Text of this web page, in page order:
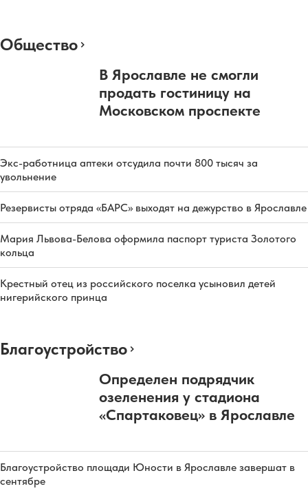
Общество
В Ярославле не смогли
продать гостиницу на
Московском проспекте
Экс-работница аптеки отсудила почти 800 тысяч за
увольнение
Резервисты отряда «БАРС» выходят на дежурство в Ярославле
Мария Львова-Белова оформила паспорт туриста Золотого
кольца
Крестный отец из российского поселка усыновил детей
нигерийского принца
Благоустройство
Определен подрядчик
озеленения у стадиона
«Спартаковец» в Ярославле
Благоустройство площади Юности в Ярославле завершат в
сентябре